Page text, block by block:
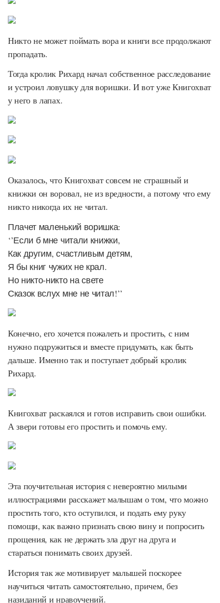
Никто не может поймать вора и книги все продолжают
пропадать.
Тогда кролик Рихард начал собственное расследование
и устроил ловушку для воришки. И вот уже Книгохват
у него в лапах.
Оказалось, что Книгохват совсем не страшный и
книжки он воровал, не из вредности, а потому что ему
никто никогда их не читал.
Плачет маленький воришка:
‘’Если б мне читали книжки,
Как другим, счастливым детям,
Я бы книг чужих не крал.
Но никто-никто на свете
Сказок вслух мне не читал!’’
Конечно, его хочется пожалеть и простить, с ним
нужно подружиться и вместе придумать, как быть
дальше. Именно так и поступает добрый кролик
Рихард.
Книгохват раскаялся и готов исправить свои ошибки.
А звери готовы его простить и помочь ему.
Эта поучительная история с невероятно милыми
иллюстрациями расскажет малышам о том, что можно
простить того, кто оступился, и подать ему руку
помощи, как важно признать свою вину и попросить
прощения, как не держать зла друг на друга и
стараться понимать своих друзей.
История так же мотивирует малышей поскорее
научиться читать самостоятельно, причем, без
назиданий и нравоучений.